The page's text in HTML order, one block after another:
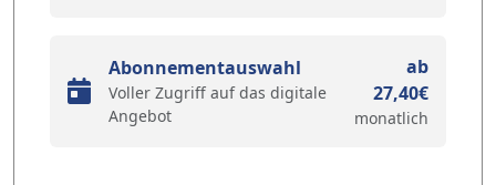
Abonnementauswahl
Voller Zugriff auf das digitale
Angebot
ab
27,40€
monatlich